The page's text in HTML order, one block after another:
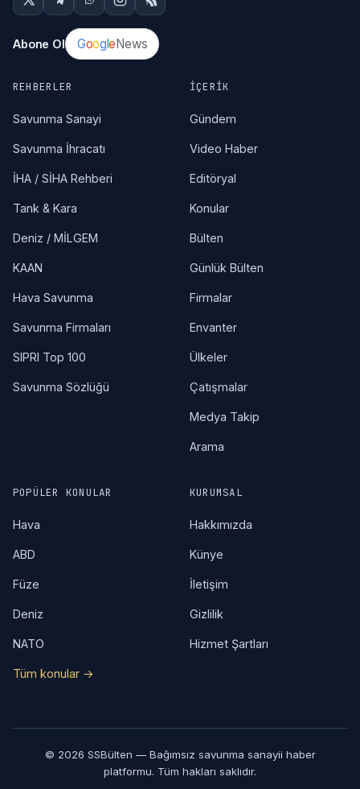
Abone Ol GoogleNews
REHBERLER
Savunma Sanayi
Savunma İhracatı
İHA / SİHA Rehberi
Tank & Kara
Deniz / MİLGEM
KAAN
Hava Savunma
Savunma Firmaları
SIPRI Top 100
Savunma Sözlüğü
İÇERIK
Gündem
Video Haber
Editöryal
Konular
Bülten
Günlük Bülten
Firmalar
Envanter
Ülkeler
Çatışmalar
Medya Takip
Arama
POPÜLER KONULAR
Hava
ABD
Füze
Deniz
NATO
Tüm konular →
KURUMSAL
Hakkımızda
Künye
İletişim
Gizlilik
Hizmet Şartları
© 2026 SSBülten — Bağımsız savunma sanayii haber
platformu. Tüm hakları saklıdır.